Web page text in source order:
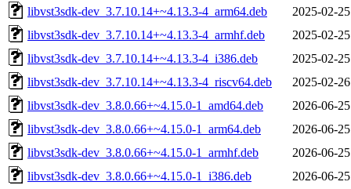
libvst3sdk-dev_3.7.10.14+~4.13.3-4_arm64.deb
2025-02-
libvst3sdk-dev_3.7.10.14+~4.13.3-4_armhf.deb
2025-02-
libvst3sdk-dev_3.7.10.14+~4.13.3-4_i386.deb
2025-02-
libvst3sdk-dev_3.7.10.14+~4.13.3-4_riscv64.deb
2025-02-
libvst3sdk-dev_3.8.0.66+~4.15.0-1_amd64.deb
2026-06-
libvst3sdk-dev_3.8.0.66+~4.15.0-1_arm64.deb
2026-06-
libvst3sdk-dev_3.8.0.66+~4.15.0-1_armhf.deb
2026-06-
libvst3sdk-dev_3.8.0.66+~4.15.0-1_i386.deb
2026-06-